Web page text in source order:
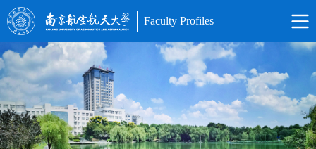
Faculty Profiles